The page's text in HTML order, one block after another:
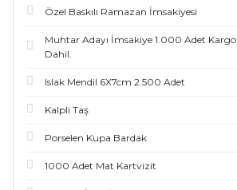
Özel Baskılı Ramazan İmsakiyesi
Muhtar Adayı İmsakiye 1.000 Adet Kargo
Dahil.
Islak Mendil 6X7cm 2.500 Adet
Kalpli Taş
Porselen Kupa Bardak
1000 Adet Mat Kartvizit